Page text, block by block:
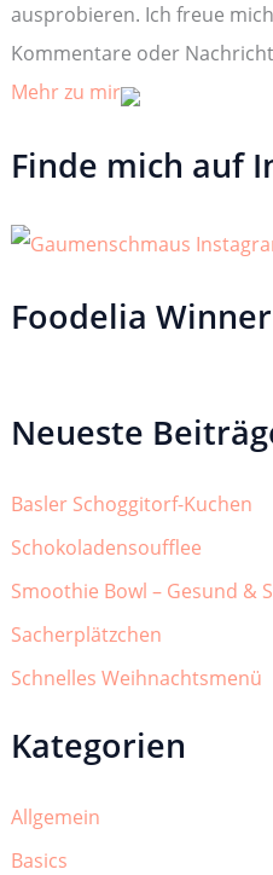
ausprobieren. Ich freue
Kommentare oder
Mehr zu mir
Finde mich auf
Foodelia Winner
Neueste
Basler Schoggitorf-Kuchen
Schokoladensoufflee
Smoothie Bowl – Gesund &
Sacherplätzchen
Schnelles Weihnachtsmenü
Kategorien
Allgemein
Basics